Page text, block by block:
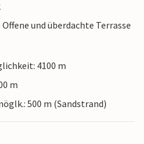
und überdachte Terrasse
4100 m
m
500 m (Sandstrand)